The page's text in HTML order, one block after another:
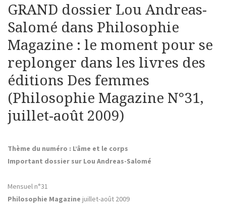
GRAND dossier Lou Andreas-
Salomé dans Philosophie
Magazine : le moment pour se
replonger dans les livres des
éditions Des femmes
(Philosophie Magazine N°31,
juillet-août 2009)
Thème du numéro : L’âme et le corps
Important dossier sur Lou Andreas-Salomé
Mensuel n°31
Philosophie Magazine juillet-août 2009